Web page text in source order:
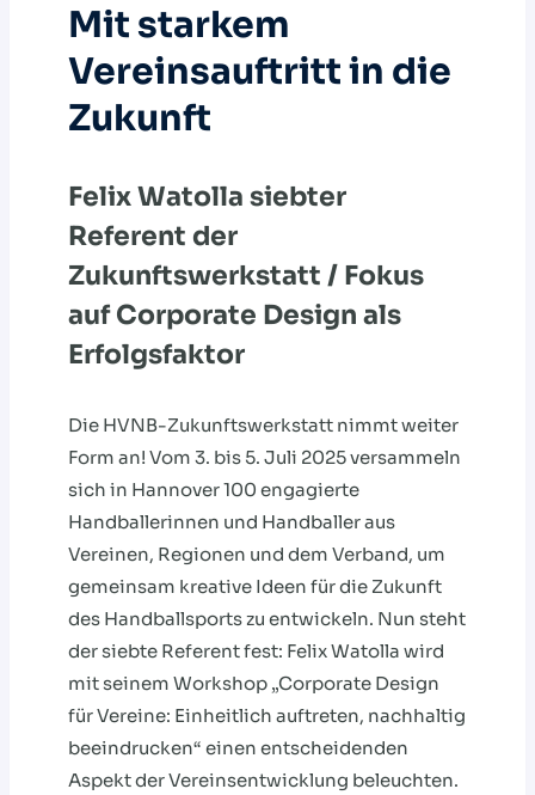
Mit starkem
Vereinsauftritt in die
Zukunft
Felix Watolla siebter
Referent der
Zukunftswerkstatt / Fokus
auf Corporate Design als
Erfolgsfaktor
Die HVNB-Zukunftswerkstatt nimmt weiter
Form an! Vom 3. bis 5. Juli 2025 versammeln
sich in Hannover 100 engagierte
Handballerinnen und Handballer aus
Vereinen, Regionen und dem Verband, um
gemeinsam kreative Ideen für die Zukunft
des Handballsports zu entwickeln. Nun steht
der siebte Referent fest: Felix Watolla wird
mit seinem Workshop „Corporate Design
für Vereine: Einheitlich auftreten, nachhaltig
beeindrucken“ einen entscheidenden
Aspekt der Vereinsentwicklung beleuchten.